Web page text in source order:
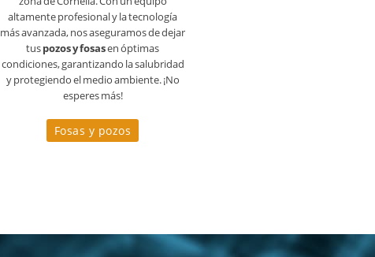
altamente profesional y la tecnología
más avanzada, nos aseguramos de dejar
tuspozos y fosasen óptimas
condiciones, garantizando la salubridad
y protegiendo el medio ambiente. ¡No
esperes más!
Fosas y pozos